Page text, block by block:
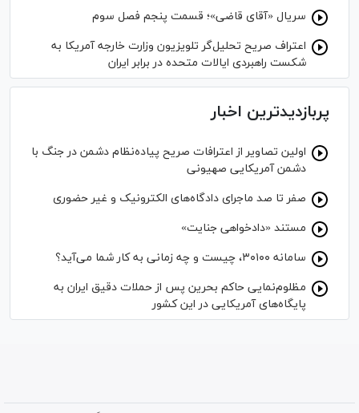
سریال «آقای قاضی»؛ قسمت پنجم فصل سوم
اعتراف صریح تحلیل‌گر تلویزیون وزارت خارجه آمریکا به
شکست راهبردی ایالات متحده در برابر ایران
پربازدیدترین اخبار
اولین تصاویر از اعترافات صریح پیاده‌نظام‌ دشمن در جنگ با
دشمن آمریکایی صهیونی
صفر تا صد ماجرای دادگاه‌های الکترونیک و غیر حضوری
مستند «دادخواهی جنایت»
سامانه ۳۰۱۰۰، چیست و چه زمانی به کار شما می‌آید؟
مظلوم‌نمایی حاکم بحرین پس از حملات دقیق ایران به
پایگاه‌های آمریکایی در این کشور